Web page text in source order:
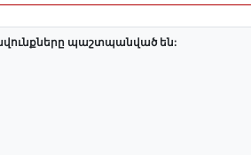
պաշտպանված են: